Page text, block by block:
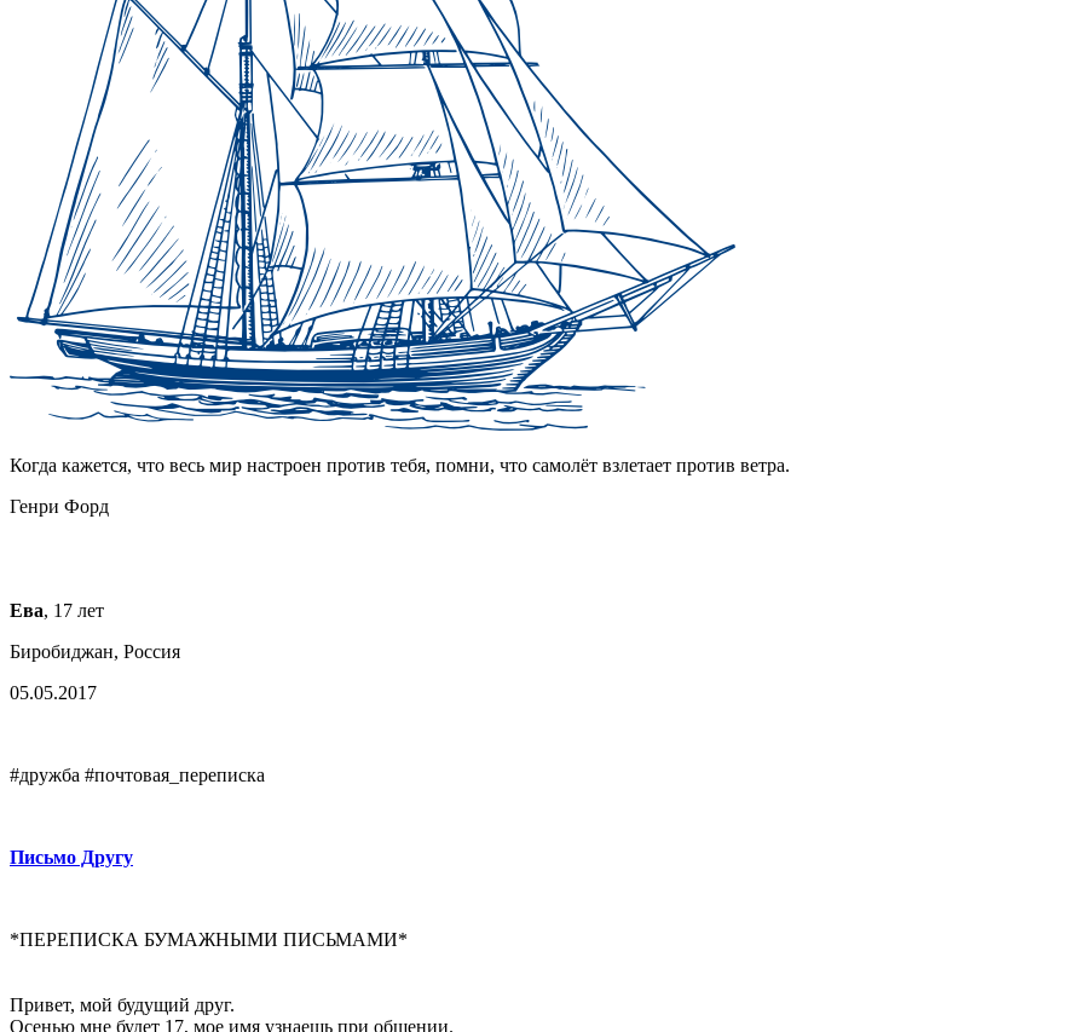
Когда кажется, что весь мир настроен против тебя, помни, что самолёт взлетает против ветра.
Генри Форд
Ева, 17 лет
Биробиджан, Россия
05.05.2017
#дружба #почтовая_переписка
Письмо Другу
*ПЕРЕПИСКА БУМАЖНЫМИ ПИСЬМАМИ*
Привет, мой будущий друг.
Осенью мне будет 17, мое имя узнаешь при общении.